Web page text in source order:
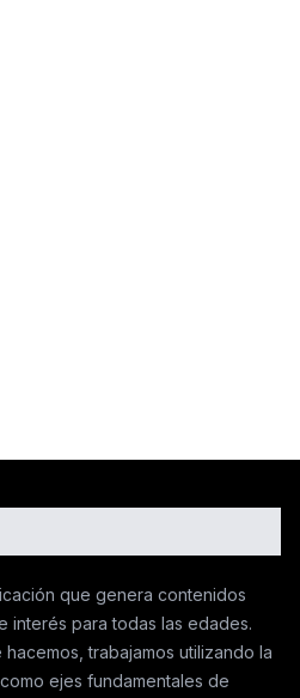
que genera contenidos
interés para todas las edades.
trabajamos utilizando la
ejes fundamentales de